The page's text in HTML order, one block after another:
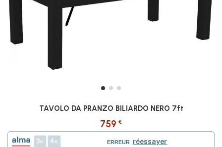
TAVOLO DA PRANZO BILIARDO NERO 7ft
759 €
3 4 ERREUR réessayer